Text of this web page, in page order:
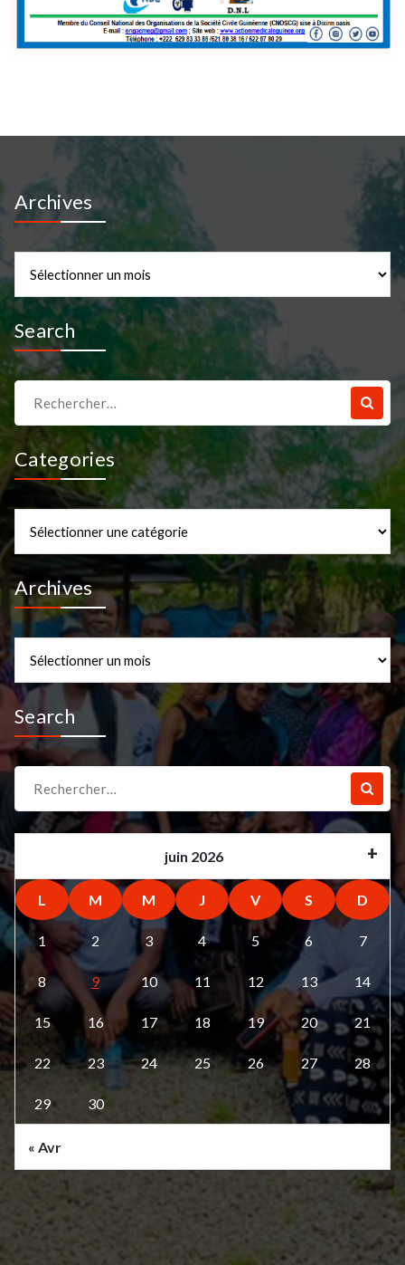
Archives
Search
pour :
Categories
Archives
Search
pour :
juin 2026
L M M J V S D
1 2 3 4 5 6 7
8 9 10 11 12 13 14
15 16 17 18 19 20 21
22 23 24 25 26 27 28
29 30
« Avr